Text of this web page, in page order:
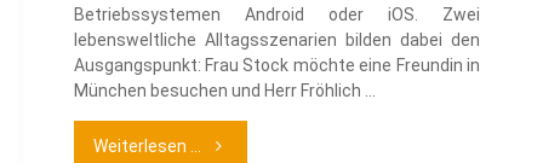
Betriebssystemen Android oder iOS. Zwei
lebensweltliche Alltagsszenarien bilden dabei den
Ausgangspunkt: Frau Stock möchte eine Freundin in
München besuchen und Herr Fröhlich …
Weiterlesen ... "Mein